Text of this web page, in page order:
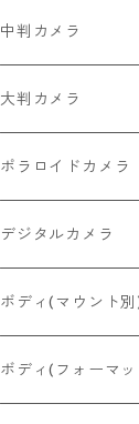
2026/06/30
2026/06/28
2026/06/27
2026/06/24
2026/06/23
2026/06/21
レンズ
PENTAX
OLYMPUS
MINOLTA
CONTAX
Konica
Ricoh
Canon
PENTAX
FUJIFILM
RICOH
Minolta
Konica
Leica
Nikon
Canon
Zeiss Ikon
舶来その他
国産その他
中判カメラ
Mamiya
PENTAX
FUJIFILM
Bronica
CONTAX
大判カメラ
ポラロイドカメラ
デジタルカメラ
一眼レフ
ミラーレス一眼
ボディ(マウント別
Fマウント
ボディ(フォーマ